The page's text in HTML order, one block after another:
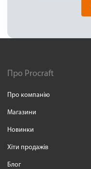
Про Procraft
Про компанію
Магазини
Новинки
Хіти продажів
Блог